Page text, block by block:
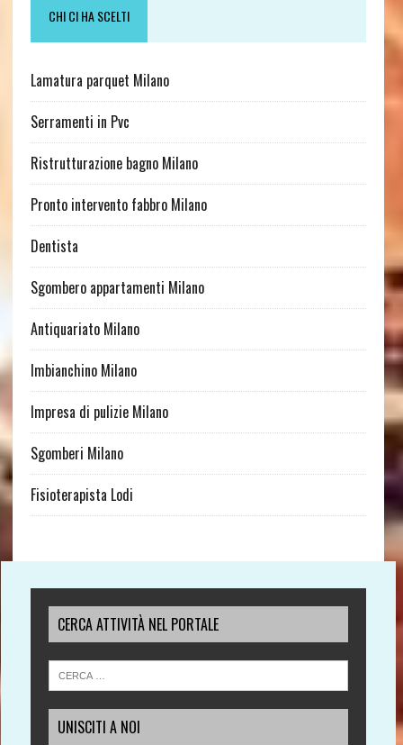
CHI CI HA SCELTI
Lamatura parquet Milano
Serramenti in Pvc
Ristrutturazione bagno Milano
Pronto intervento fabbro Milano
Dentista
Sgombero appartamenti Milano
Antiquariato Milano
Imbianchino Milano
Impresa di pulizie Milano
Sgomberi Milano
Fisioterapista Lodi
CERCA ATTIVITÀ NEL PORTALE
UNISCITI A NOI